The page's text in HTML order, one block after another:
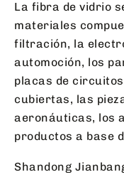
La fibra de vidrio
materiales
filtración, la
automoción, los
placas de
cubiertas, las
aeronáuticas, los
productos a base
Shandong